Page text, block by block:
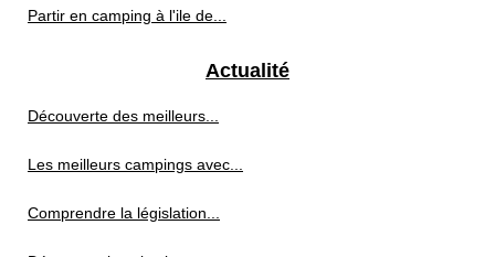
Partir en camping à l'ile de...
Actualité
Découverte des meilleurs...
Les meilleurs campings avec...
Comprendre la législation...